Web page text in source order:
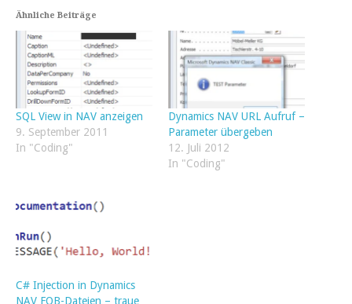
Ähnliche Beiträge
SQL View in NAV anzeigen
9. September 2011
In "Coding"
Dynamics NAV URL Aufruf –
Parameter übergeben
12. Juli 2012
In "Coding"
C# Injection in Dynamics
NAV FOB-Dateien – traue